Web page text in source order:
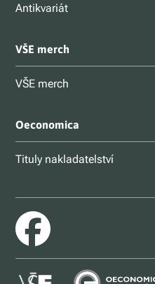
Antikvariát
VŠE merch
VŠE merch
Oeconomica
Tituly nakladatelství